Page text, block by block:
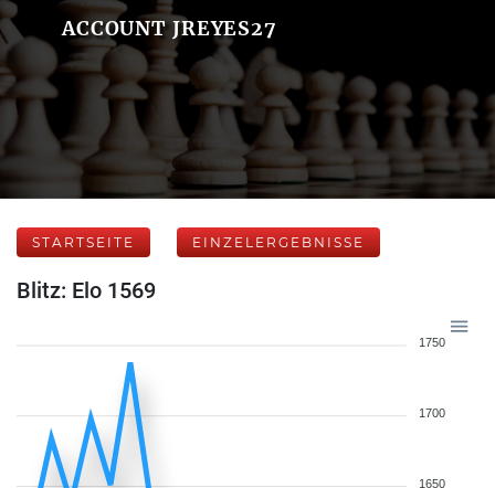
ACCOUNT JREYES27
STARTSEITE EINZELERGEBNISSE
Blitz: Elo 1569
1750
1700
1650